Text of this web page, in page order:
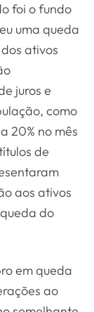
foi o fundo
uma queda
ativos
juros e
como
20% no mês
de
aos ativos
do
em queda
ao